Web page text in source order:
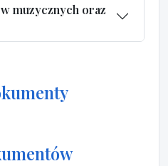
muzycznych oraz